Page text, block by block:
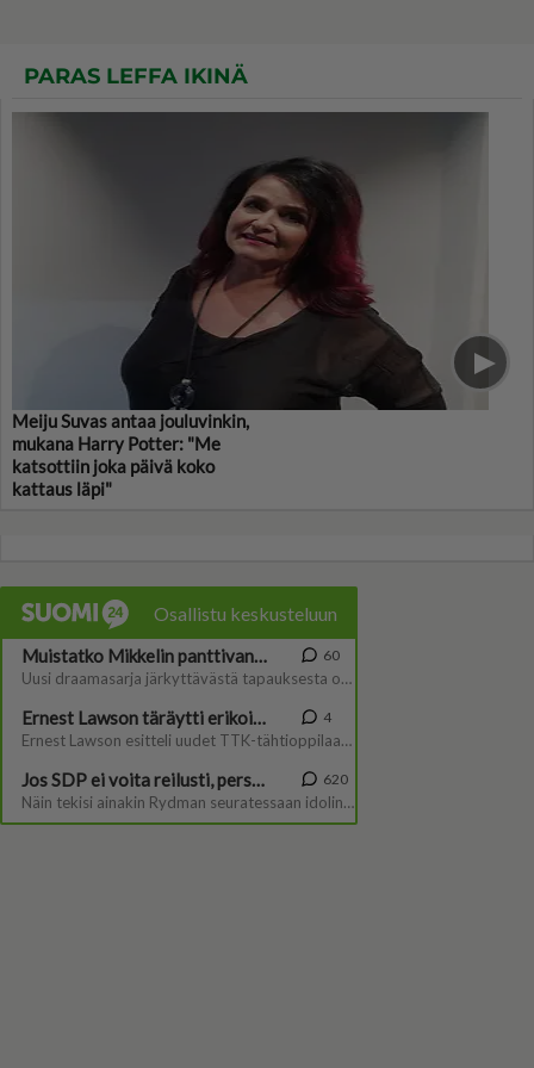
PARAS LEFFA IKINÄ
Meiju Suvas antaa jouluvinkin,
mukana Harry Potter: "Me
katsottiin joka päivä koko
kattaus läpi"